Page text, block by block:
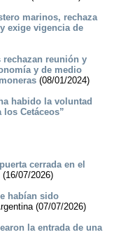
marinos, rechaza
exige vigencia de
reunión y
y de medio
(08/01/2024)
habido la voluntad
Cetáceos”
cerrada en el
(16/07/2026)
habían sido
(07/07/2026)
la entrada de una